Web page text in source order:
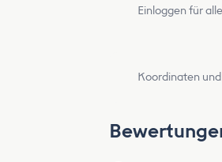
Einloggen für
Koordinaten